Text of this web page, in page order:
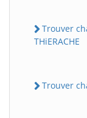
Trouver
THiERACHE
Trouver